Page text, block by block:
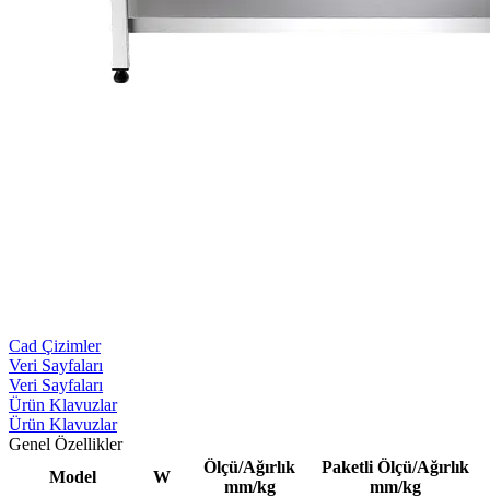
Cad Çizimler
Veri Sayfaları
Veri Sayfaları
Ürün Klavuzlar
Ürün Klavuzlar
Genel Özellikler
Model
W
Ölçü/Ağırlık
mm/kg
Paketli Ölçü/Ağırlık
mm/kg